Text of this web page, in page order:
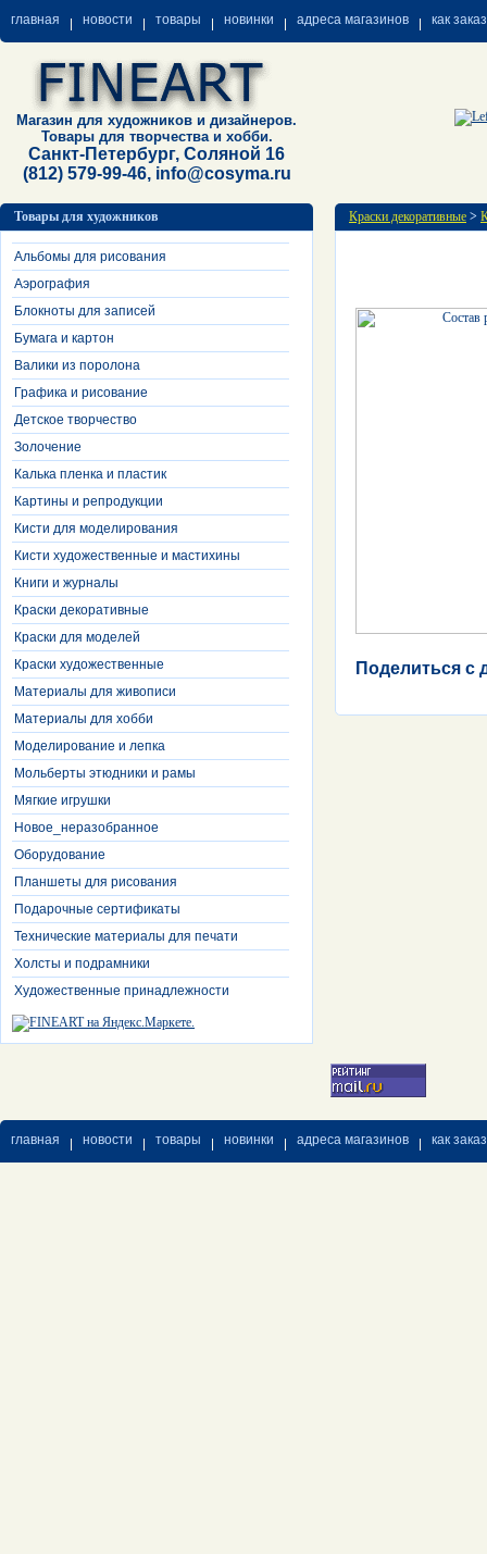
главная новости товары новинки адреса магазинов как
Магазин для художников и дизайнеров.
Товары для творчества и хобби.
Санкт-Петербург, Соляной 16
(812) 579-99-46, info@cosyma.ru
Товары для художников
Альбомы для рисования
Аэрография
Блокноты для записей
Бумага и картон
Валики из поролона
Графика и рисование
Детское творчество
Золочение
Калька пленка и пластик
Картины и репродукции
Кисти для моделирования
Кисти художественные и мастихины
Книги и журналы
Краски декоративные
Краски для моделей
Краски художественные
Материалы для живописи
Материалы для хобби
Моделирование и лепка
Мольберты этюдники и рамы
Мягкие игрушки
Новое_неразобранное
Оборудование
Планшеты для рисования
Подарочные сертификаты
Технические материалы для печати
Холсты и подрамники
Художественные принадлежности
Краски декоративные >
Поделиться с
главная новости товары новинки адреса магазинов как